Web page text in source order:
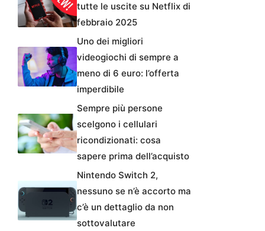
tutte le uscite su Netflix di
febbraio 2025
Uno dei migliori
videogiochi di sempre a
meno di 6 euro: l’offerta
imperdibile
Sempre più persone
scelgono i cellulari
ricondizionati: cosa
sapere prima dell’acquisto
Nintendo Switch 2,
nessuno se n’è accorto ma
c’è un dettaglio da non
sottovalutare